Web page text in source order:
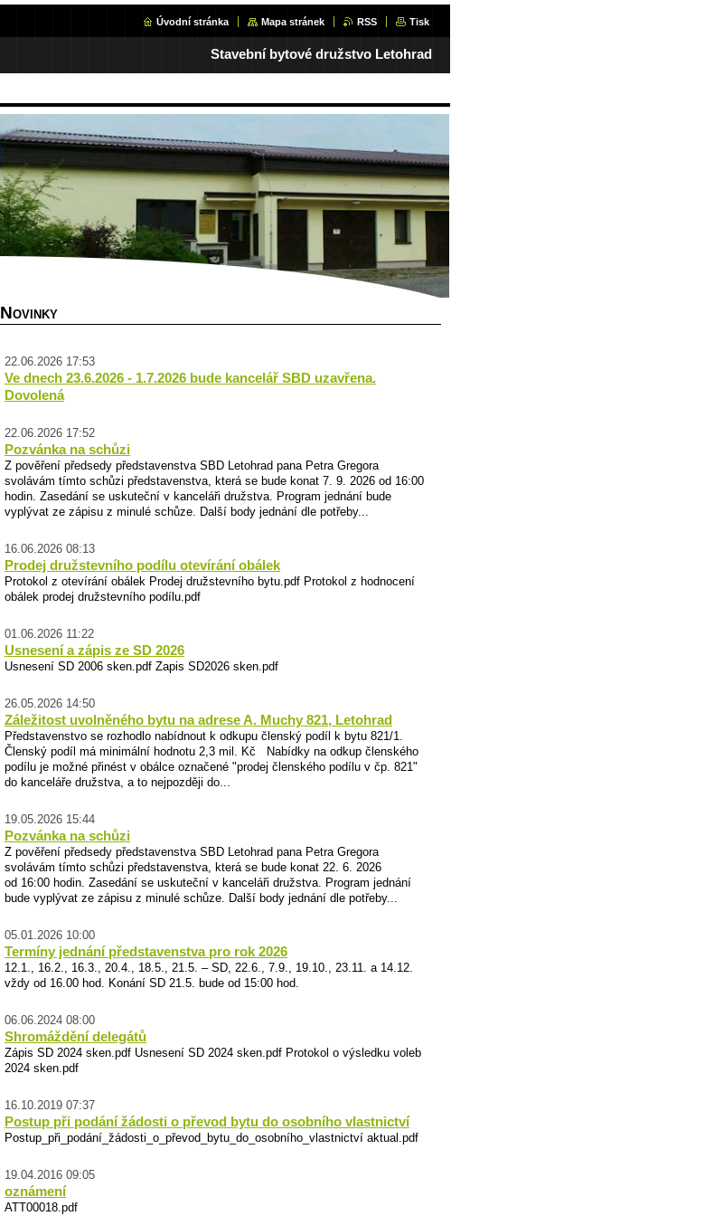
Úvodní stránka Mapa stránek RSS Tisk
Stavební bytové družstvo Letohrad
NOVINKY
22.06.2026 17:53
Ve dnech 23.6.2026 - 1.7.2026 bude kancelář SBD uzavřena.
Dovolená
22.06.2026 17:52
Pozvánka na schůzi
Z pověření předsedy představenstva SBD Letohrad pana Petra Gregora
svolávám tímto schůzi představenstva, která se bude konat 7. 9. 2026 od 16:00
hodin. Zasedání se uskuteční v kanceláři družstva. Program jednání bude
vyplývat ze zápisu z minulé schůze. Další body jednání dle potřeby...
16.06.2026 08:13
Prodej družstevního podílu otevírání obálek
Protokol z otevírání obálek Prodej družstevního bytu.pdf Protokol z hodnocení
obálek prodej družstevního podílu.pdf
01.06.2026 11:22
Usnesení a zápis ze SD 2026
Usnesení SD 2006 sken.pdf Zapis SD2026 sken.pdf
26.05.2026 14:50
Záležitost uvolněného bytu na adrese A. Muchy 821, Letohrad
Představenstvo se rozhodlo nabídnout k odkupu členský podíl k bytu 821/1.
Členský podíl má minimální hodnotu 2,3 mil. Kč Nabídky na odkup členského
podílu je možné přinést v obálce označené "prodej členského podílu v čp. 821"
do kanceláře družstva, a to nejpozději do...
19.05.2026 15:44
Pozvánka na schůzi
Z pověření předsedy představenstva SBD Letohrad pana Petra Gregora
svolávám tímto schůzi představenstva, která se bude konat 22. 6. 2026
od 16:00 hodin. Zasedání se uskuteční v kanceláři družstva. Program jednání
bude vyplývat ze zápisu z minulé schůze. Další body jednání dle potřeby...
05.01.2026 10:00
Termíny jednání představenstva pro rok 2026
12.1., 16.2., 16.3., 20.4., 18.5., 21.5. – SD, 22.6., 7.9., 19.10., 23.11. a 14.12.
vždy od 16.00 hod. Konání SD 21.5. bude od 15:00 hod.
06.06.2024 08:00
Shromáždění delegátů
Zápis SD 2024 sken.pdf Usnesení SD 2024 sken.pdf Protokol o výsledku voleb
2024 sken.pdf
16.10.2019 07:37
Postup při podání žádosti o převod bytu do osobního vlastnictví
Postup_při_podání_žádosti_o_převod_bytu_do_osobního_vlastnictví aktual.pdf
19.04.2016 09:05
oznámení
ATT00018.pdf